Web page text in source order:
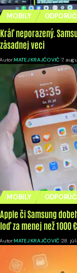
MOBILY
Kráľ neporazený.
zásadnej veci
Autor:MATEJ KRAJČOVIČ 7.
MOBILY
Apple či Samsung
loď za menej než 1000 €
Autor:MATEJ KRAJČOVIČ 28.